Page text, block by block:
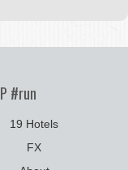
#run
19 Hotels
FX